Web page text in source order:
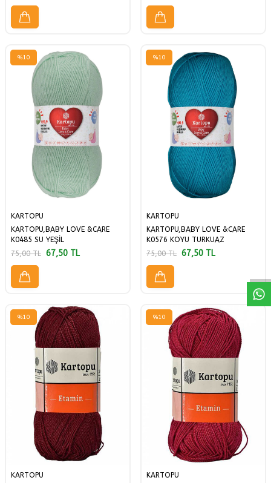
%10
KARTOPU
KARTOPU,BABY LOVE &CARE
K0485 SU YEŞİL
75,00TL 67,50 TL
%10
KARTOPU
KARTOPU,BABY LOVE &CARE
K0576 KOYU TURKUAZ
75,00TL 67,50 TL
%10
KARTOPU
%10
KARTOPU